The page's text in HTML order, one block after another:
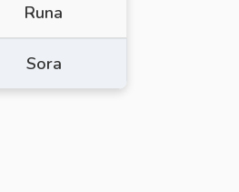
Runa
Sora